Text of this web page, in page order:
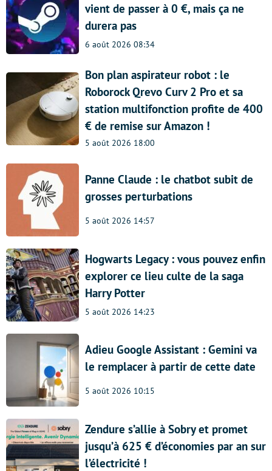
vient de passer à 0 €, mais ça ne
durera pas
6 août 2026 08:34
Bon plan aspirateur robot : le
Roborock Qrevo Curv 2 Pro et sa
station multifonction profite de 400
€ de remise sur Amazon !
5 août 2026 18:00
Panne Claude : le chatbot subit de
grosses perturbations
5 août 2026 14:57
Hogwarts Legacy : vous pouvez enfin
explorer ce lieu culte de la saga
Harry Potter
5 août 2026 14:23
Adieu Google Assistant : Gemini va
le remplacer à partir de cette date
5 août 2026 10:15
Zendure s’allie à Sobry et promet
jusqu’à 625 € d’économies par an sur
l’électricité !